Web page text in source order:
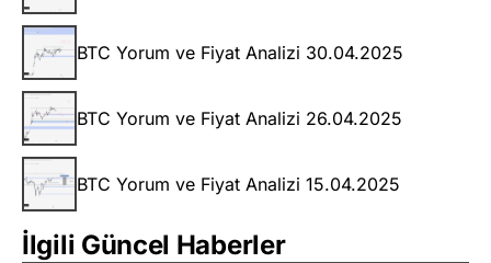
BTC Yorum ve Fiyat Analizi 30.04.2025
BTC Yorum ve Fiyat Analizi 26.04.2025
BTC Yorum ve Fiyat Analizi 15.04.2025
İlgili Güncel Haberler